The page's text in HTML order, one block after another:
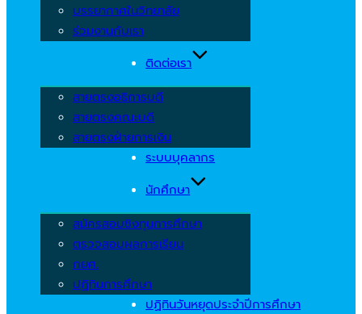
บรรยากาศในวิทยาลัย
ร่วมงานกับเรา
ติดต่อเรา
สายตรงอธิการบดี
สายตรงคณะบดี
สายตรงฝ่ายการเงิน
ระบบบุคลากร
นักศึกษา
สมัครสอบชิงทุนการศึกษา
ตรวจสอบผลการเรียน
กยศ.
ปฏิทินการศึกษา
ปฏิทินวันหยุดประจำปีการศึกษา